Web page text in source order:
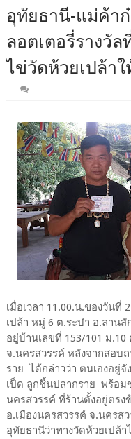
อุทัยธานี-แม่ค้าก๋
ลอตเตอรี่รางวั
ไข่วัดห้วยเปล้า
เมื่อเวลา 11.00.น.ของวัน
เปล้า หมู่ 6 ต.ระบำ อ.ลาน
อยู่บ้านเลขที่ 153/101 ม
จ.นครสวรรค์ หลังจากสอบ
ราย ได้กล่าวว่า ตนเองอยู่
เป็ด ลูกชิ้นปลากราย พร้อม
นครสวรรค์ ที่ร้านตั้งอยู่ตร
อ.เมืองนครสวรรค์ จ.นครส
อุทัยธานีว่าทางวัดห้วยเปล้